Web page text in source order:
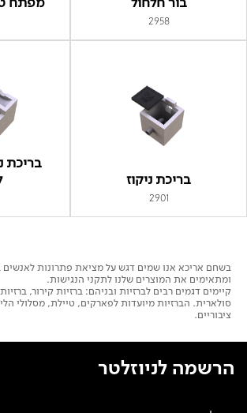
בור חלחול
2958
מפתח
בריכת ניקוז
2901
בריכת
בשחם אריכא אנו שמים דגש על מציאת פתרונות לאנשים
ומתאימים את המוצרים שלנו לתקני הנגישות.
קיימים דגמים רבים לברזיות ובניהם: ברזיות קירור,
סולארית. הברזיות מיועדות לפארקים, טיילת, מסלולי
ציבוריים.
הרשמה לניוזלטר